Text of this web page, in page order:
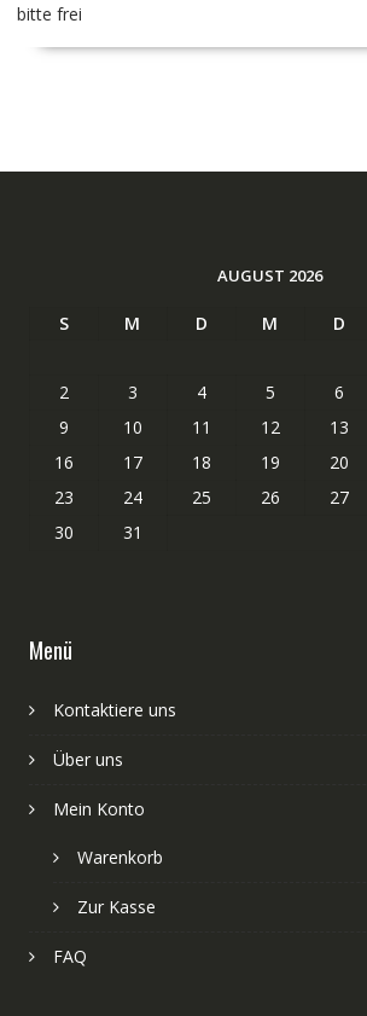
bitte frei
AUGUST 2026
S M D M D
2
3 4 5 6
9
10 11 12 13
16
17 18 19 20
23
24 25 26 27
30
31
Menü
Kontaktiere uns
Über uns
Mein Konto
Warenkorb
Zur Kasse
FAQ